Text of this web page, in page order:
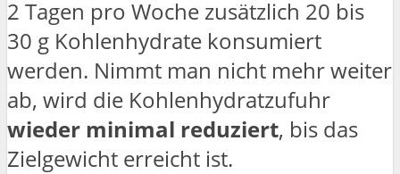
2 Tagen pro Woche zusätzlich 20 bis
30 g Kohlenhydrate konsumiert
werden. Nimmt man nicht mehr weiter
ab, wird die Kohlenhydratzufuhr
wieder minimal reduziert, bis das
Zielgewicht erreicht ist.